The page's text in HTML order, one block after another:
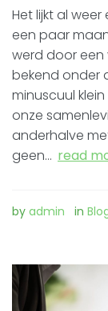
Het lijkt al
een paar
werd door een
bekend onder
minuscuul
onze
anderhalve
geen… read
by admin in